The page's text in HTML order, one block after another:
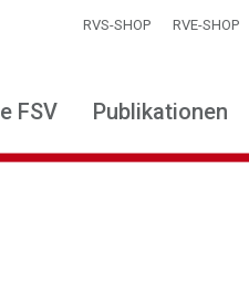
RVS-SHOP RVE-SHOP
FSV Publikationen